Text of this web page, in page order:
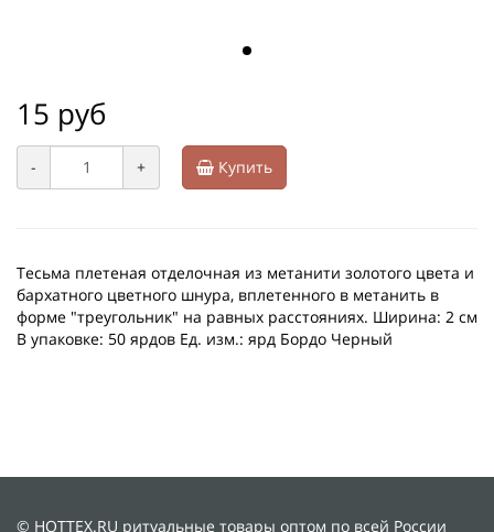
15 руб
- + Купить
Тесьма плетеная отделочная из метанити золотого цвета и
бархатного цветного шнура, вплетенного в метанить в
форме "треугольник" на равных расстояниях. Ширина: 2 см
В упаковке: 50 ярдов Ед. изм.: ярд Бордо Черный
© HOTTEX.RU ритуальные товары оптом по всей России